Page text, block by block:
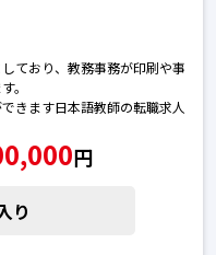
ており、教務事務が印刷や事
。
きます日本語教師の転職求人
円
り